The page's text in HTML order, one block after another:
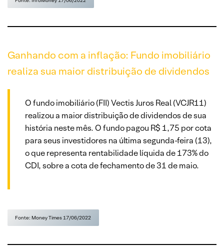
Ganhando com a inflação: Fundo imobiliário
realiza sua maior distribuição de dividendos
O fundo imobiliário (FII) Vectis Juros Real (VCJR11)
realizou a maior distribuição de dividendos de sua
história neste mês. O fundo pagou R$ 1,75 por cota
para seus investidores na última segunda-feira (13),
o que representa rentabilidade líquida de 173% do
CDI, sobre a cota de fechamento de 31 de maio.
Fonte: Money Times 17/06/2022